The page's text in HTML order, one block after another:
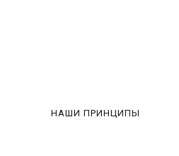
НАШИ ПРИНЦИПЫ